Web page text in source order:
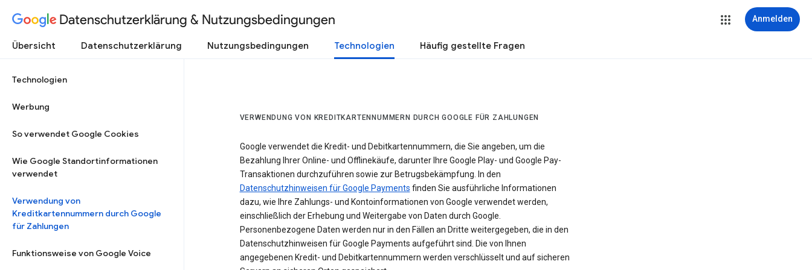
Datenschutzerklärung & Nutzungsbedingungen Anmelden
Übersicht Datenschutzerklärung Nutzungsbedingungen Technologien Häufig gestellte Fragen
Technologien
Werbung
So verwendet Google Cookies
Wie Google Standortinformationen
verwendet
Verwendung von
Kreditkartennummern durch Google
für Zahlungen
Funktionsweise von Google Voice
VERWENDUNG VON KREDITKARTENNUMMERN DURCH GOOGLE FÜR ZAHLUNGEN
Google verwendet die Kredit- und Debitkartennummern, die Sie angeben, um die
Bezahlung Ihrer Online- und Offlinekäufe, darunter Ihre Google Play- und Google Pay-
Transaktionen durchzuführen sowie zur Betrugsbekämpfung. In den
Datenschutzhinweisen für Google Payments finden Sie ausführliche Informationen
dazu, wie Ihre Zahlungs- und Kontoinformationen von Google verwendet werden,
einschließlich der Erhebung und Weitergabe von Daten durch Google.
Personenbezogene Daten werden nur in den Fällen an Dritte weitergegeben, die in den
Datenschutzhinweisen für Google Payments aufgeführt sind. Die von Ihnen
angegebenen Kredit- und Debitkartennummern werden verschlüsselt und auf sicheren